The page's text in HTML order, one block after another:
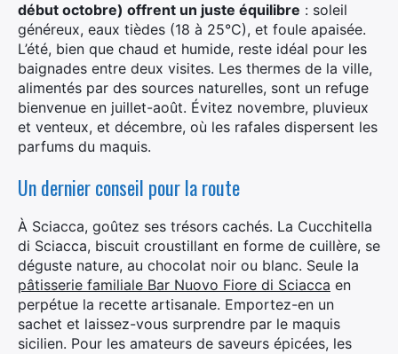
début octobre) offrent un juste équilibre : soleil
généreux, eaux tièdes (18 à 25°C), et foule apaisée.
L’été, bien que chaud et humide, reste idéal pour les
baignades entre deux visites. Les thermes de la ville,
alimentés par des sources naturelles, sont un refuge
bienvenue en juillet-août. Évitez novembre, pluvieux
et venteux, et décembre, où les rafales dispersent les
parfums du maquis.
Un dernier conseil pour la route
À Sciacca, goûtez ses trésors cachés. La Cucchitella
di Sciacca, biscuit croustillant en forme de cuillère, se
déguste nature, au chocolat noir ou blanc. Seule la
pâtisserie familiale Bar Nuovo Fiore di Sciacca en
perpétue la recette artisanale. Emportez-en un
sachet et laissez-vous surprendre par le maquis
sicilien. Pour les amateurs de saveurs épicées, les